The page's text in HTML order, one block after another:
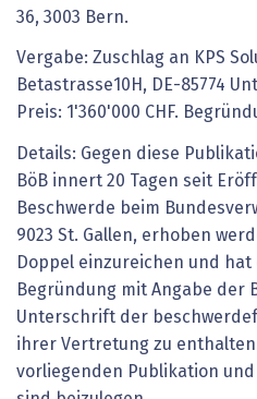
36, 3003 Bern.
Vergabe: Zuschlag an KPS
Betastrasse10H, DE-85774
Preis: 1'360'000 CHF.
Details: Gegen diese
BöB innert 20 Tagen seit
Beschwerde beim
9023 St. Gallen, erhoben
Doppel einzureichen und
Begründung mit Angabe der
Unterschrift der
ihrer Vertretung zu
vorliegenden Publikation